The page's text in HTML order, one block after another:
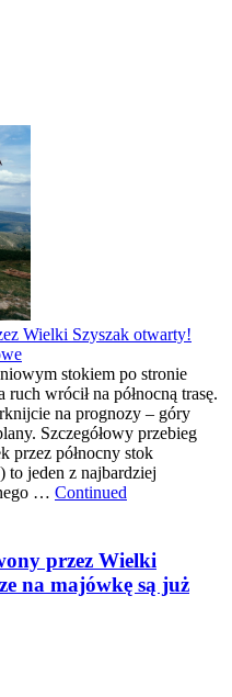
Wielki Szyszak otwarty!
stokiem po stronie
ruch wrócił na północną trasę.
na prognozy – góry
Szczegółowy przebieg
przez północny stok
to jeden z najbardziej
… Continued
przez Wielki
na majówkę są już